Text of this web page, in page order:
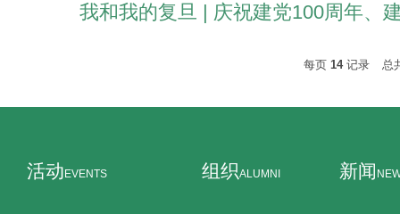
我和我的复旦 | 庆祝建党100周年、
每页 14记录 总
活动 EVENTS 组织ALUMNI 新闻